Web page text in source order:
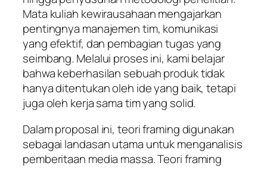
Mata kuliah kewirausahaan mengajarkan
pentingnya manajemen tim, komunikasi
yang efektif, dan pembagian tugas yang
seimbang. Melalui proses ini, kami belajar
bahwa keberhasilan sebuah produk tidak
hanya ditentukan oleh ide yang baik, tetapi
juga oleh kerja sama tim yang solid.
Dalam proposal ini, teori framing digunakan
sebagai landasan utama untuk menganalisis
pemberitaan media massa. Teori framing